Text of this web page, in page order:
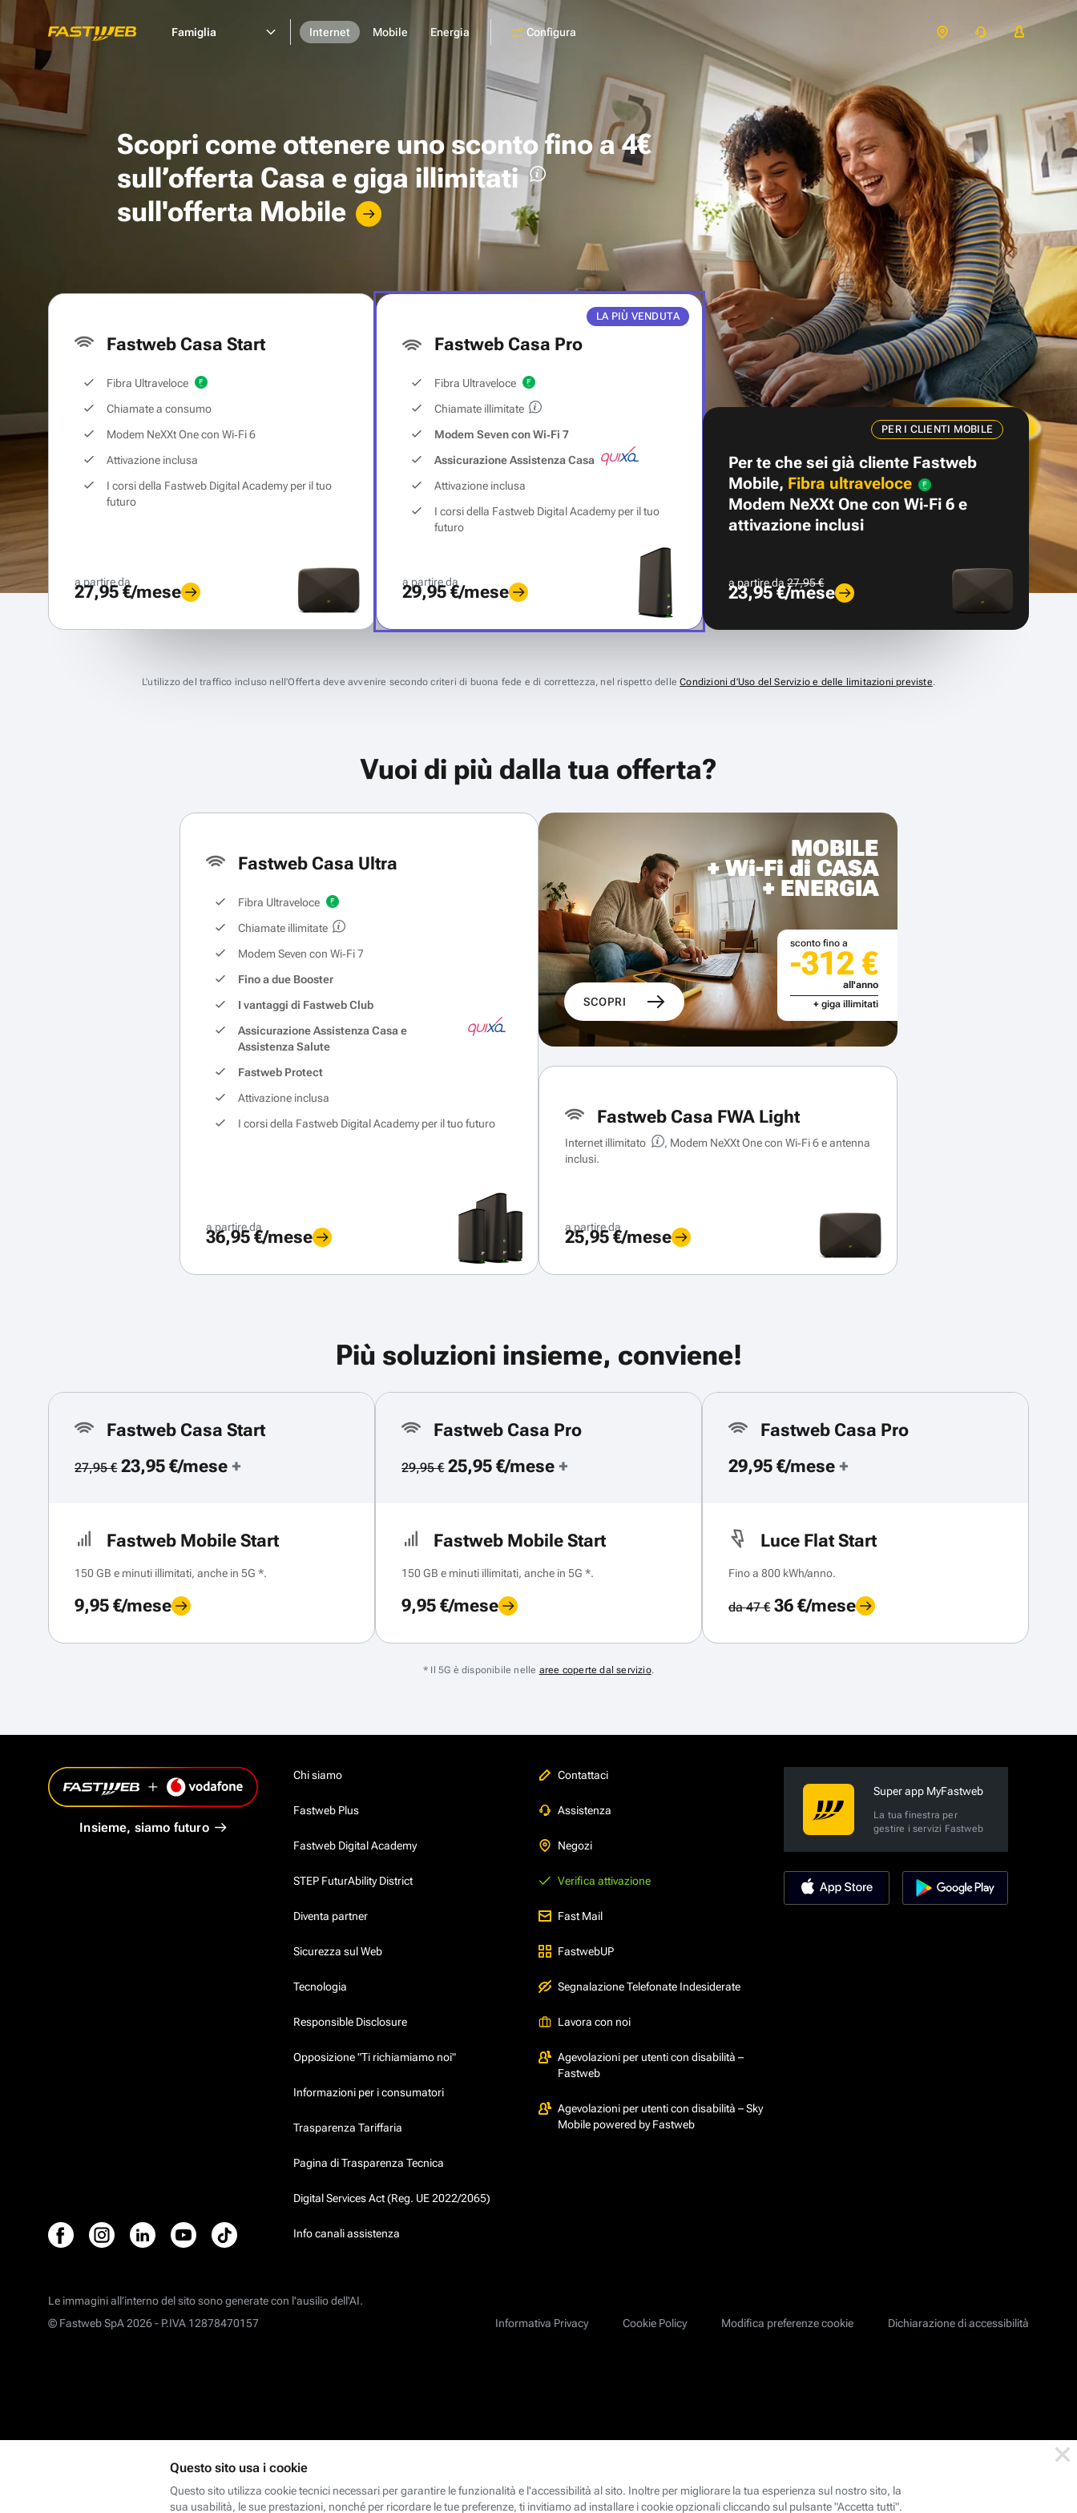
Famiglia Internet Mobile Energia Configura
Scopri come ottenere unosconto fino a 4€
sull’offerta Casa e giga illimitati
sull'offerta Mobile
Fastweb Casa Start
Fibra Ultraveloce
Chiamate a consumo
Modem NeXXt One con Wi‑Fi 6
Attivazione inclusa
I corsi della Fastweb Digital Academy per il tuo
futuro
a partire da
27,95 €/mese
LA PIÙ VENDUTA
Fastweb Casa Pro
Fibra Ultraveloce
Chiamate illimitate
Modem Seven con Wi‑Fi 7
Assicurazione Assistenza Casa
Attivazione inclusa
I corsi della Fastweb Digital Academy per il tuo
futuro
a partire da
29,95 €/mese
PER I CLIENTI MOBILE
Per te che sei già cliente Fastweb
Mobile, Fibra ultraveloce
Modem NeXXt One con Wi‑Fi 6 e
attivazione inclusi
a partire da27,95 €
23,95 €/mese
L’utilizzo del traffico incluso nell’Offerta deve avvenire secondo criteri di buona fede e di correttezza, nel rispetto delleCondizioni d’Uso del Servizio e delle limitazioni previste.
Vuoi di più dalla tua offerta?
Fastweb Casa Ultra
Fibra Ultraveloce
Chiamate illimitate
Modem Seven con Wi‑Fi 7
Fino a due Booster
I vantaggi di Fastweb Club
Assicurazione Assistenza Casa e
Assistenza Salute
Fastweb Protect
Attivazione inclusa
I corsi della Fastweb Digital Academy per il tuo futuro
a partire da
36,95 €/mese
MOBILE
+ Wi-Fi di CASA
+ ENERGIA
SCOPRI
sconto fino a
-312 €
all'anno
+ giga illimitati
Fastweb Casa FWA Light
Internet illimitato
, Modem NeXXt One con Wi‑Fi 6 e antenna
inclusi.
a partire da
25,95 €/mese
Più soluzioni insieme, conviene!
Fastweb Casa Start
27,95 €23,95 €/mese +
Fastweb Mobile Start
150 GB e minuti illimitati, anche in 5G *.
9,95 €/mese
Fastweb Casa Pro
29,95 €25,95 €/mese +
Fastweb Mobile Start
150 GB e minuti illimitati, anche in 5G *.
9,95 €/mese
Fastweb Casa Pro
29,95 €/mese +
Luce Flat Start
Fino a 800 kWh/anno.
da 47 €36 €/mese
* Il 5G è disponibile nelle aree coperte dal servizio.
Insieme, siamo futuro
Chi siamo
Fastweb Plus
Fastweb Digital Academy
STEP FuturAbility District
Diventa partner
Sicurezza sul Web
Tecnologia
Responsible Disclosure
Opposizione "Ti richiamiamo noi"
Informazioni per i consumatori
Trasparenza Tariffaria
Pagina di Trasparenza Tecnica
Digital Services Act (Reg. UE 2022/2065)
Info canali assistenza
Contattaci
Assistenza
Negozi
Verifica attivazione
Fast Mail
FastwebUP
Segnalazione Telefonate Indesiderate
Lavora con noi
Agevolazioni per utenti con disabilità –
Fastweb
Agevolazioni per utenti con disabilità – Sky
Mobile powered by Fastweb
Super app MyFastweb
La tua finestra per
gestire i servizi Fastweb
Le immagini all’interno del sito sono generate con l'ausilio dell'AI.
Informativa Privacy
Cookie Policy Modifica preferenze cookie Dichiarazione di accessibilità
© Fastweb SpA 2026 - P.IVA 12878470157